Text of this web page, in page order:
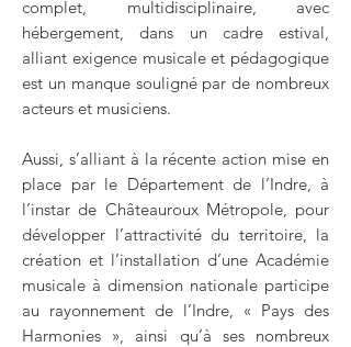
complet, multidisciplinaire, avec
hébergement, dans un cadre estival,
alliant exigence musicale et pédagogique
est un manque souligné par de nombreux
acteurs et musiciens.
Aussi, s’alliant à la récente action mise en
place par le Département de l’Indre, à
l’instar de Châteauroux Métropole, pour
développer l’attractivité du territoire, la
création et l’installation d’une Académie
musicale à dimension nationale participe
au rayonnement de l’Indre, « Pays des
Harmonies », ainsi qu’à ses nombreux